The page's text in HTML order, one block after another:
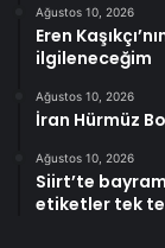
Ağustos 10, 2026
Eren
ilgileneceğim
Ağustos 10, 2026
İran Hürmüz
Ağustos 10, 2026
Siirt’te
etiketler tek